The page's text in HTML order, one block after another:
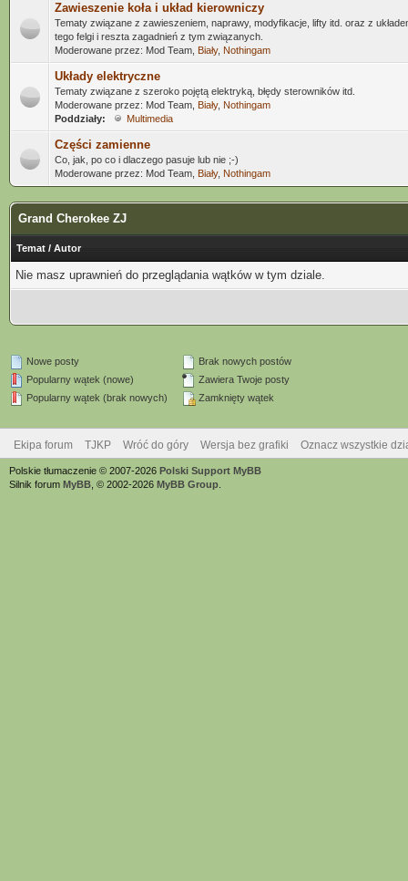
Zawieszenie koła i układ kierowniczy
Tematy związane z zawieszeniem, naprawy, modyfikacje, lifty itd. oraz z
tego felgi i reszta zagadnień z tym związanych.
Moderowane przez: Mod Team, Biały, Nothingam
Układy elektryczne
Tematy związane z szeroko pojętą elektryką, błędy sterowników itd.
Moderowane przez: Mod Team, Biały, Nothingam
Poddziały:
Multimedia
Części zamienne
Co, jak, po co i dlaczego pasuje lub nie ;-)
Moderowane przez: Mod Team, Biały, Nothingam
Grand Cherokee ZJ
Temat / Autor
Nie masz uprawnień do przeglądania wątków w tym dziale.
Nowe posty
Popularny wątek (nowe)
Popularny wątek (brak nowych)
Brak nowych postów
Zawiera Twoje posty
Zamknięty wątek
Ekipa forum TJKP Wróć do góry Wersja bez grafiki Oznacz wszystkie
Polskie tłumaczenie © 2007-2026 Polski Support MyBB
Silnik forum MyBB , © 2002-2026 MyBB Group